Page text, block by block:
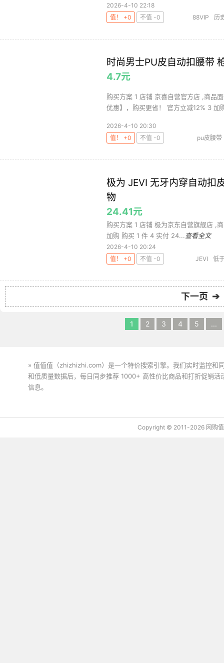
2026-4-10 22:18
值！ +0
不值 -0 88VIP 历
时尚男士PU皮自动扣腰带
4.7元
购买方案 1 店铺 京喜自营官方店 ,商品
优惠】，购买更省！ 官方立减12% 3 加
2026-4-10 20:30
值！ +0
不值 -0 pu皮腰带
极为 JEVI 无牙内穿自动扣
物
24.41元
购买方案 1 店铺 极为京东自营旗舰店 ,
加购 购买 1 件 4 实付 24... 查看全文
2026-4-10 20:24
值！ +0
不值 -0 JEVI 低
下一页 ➔
1 2 3 4 5 ...
» 值值值（zhizhizhi.com）是一个特价搜索引擎。我们实时监控和
和低质量数据后，每日同步推荐 1000+ 高性价比商品和打折促销
信息。
Copyright © 2011-2026 网购